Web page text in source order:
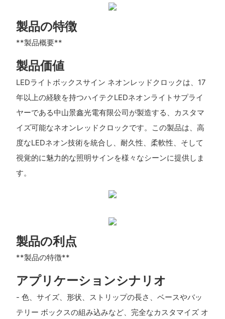
製品の特徴
**製品概要**
製品価値
LEDライトボックスサイン ネオンレッドクロックは、17
年以上の経験を持つハイテクLEDネオンライトサプライ
ヤーである中山景鑫光電有限公司が製造する、カスタマ
イズ可能なネオンレッドクロックです。この製品は、高
度なLEDネオン技術を統合し、耐久性、柔軟性、そして
視覚的に魅力的な照明サインを様々なシーンに提供しま
す。
製品の利点
**製品の特徴**
アプリケーションシナリオ
- 色、サイズ、形状、ストリップの長さ、ベースやバッ
テリー ボックスの組み込みなど、完全なカスタマイズ オ